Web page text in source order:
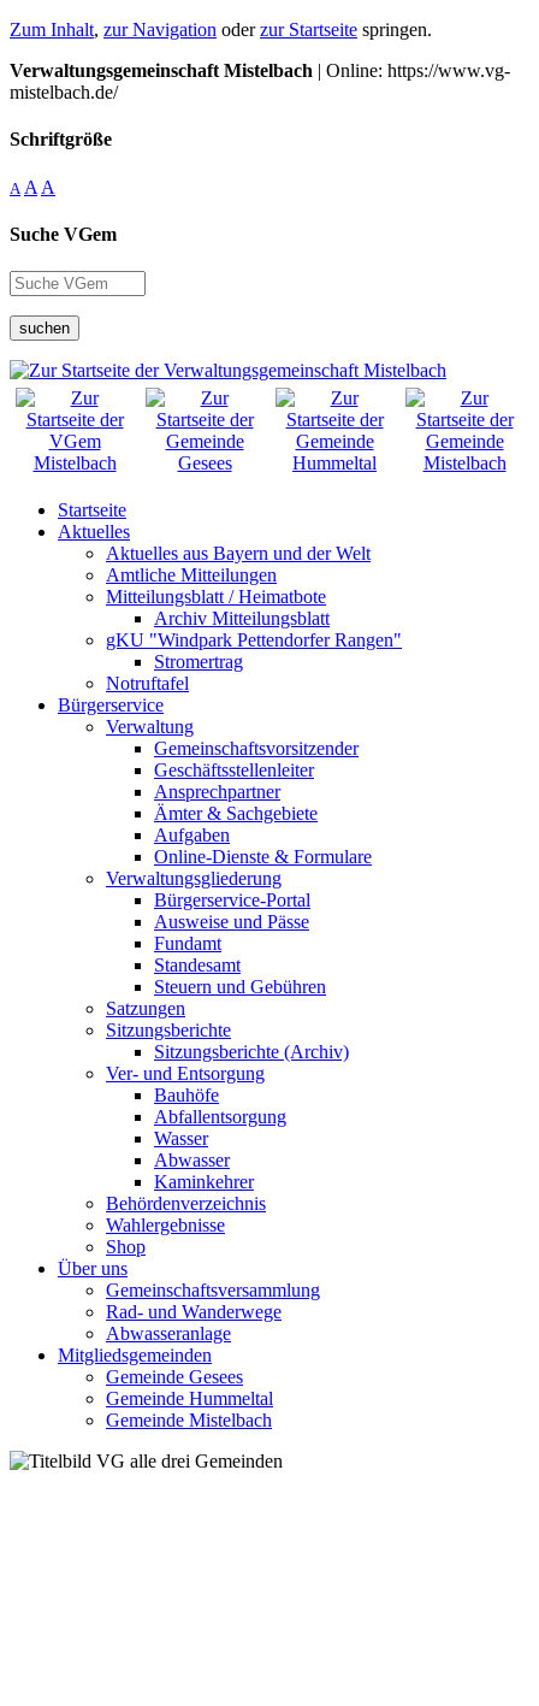
Zum Inhalt, zur Navigation oderzur Startseite springen.
Verwaltungsgemeinschaft Mistelbach | Online: https://www.vg-
mistelbach.de/
Schriftgröße
A A A
Suche VGem
suchen
Startseite
Aktuelles
Aktuelles aus Bayern und der Welt
Amtliche Mitteilungen
Mitteilungsblatt / Heimatbote
Archiv Mitteilungsblatt
gKU "Windpark Pettendorfer Rangen"
Stromertrag
Notruftafel
Bürgerservice
Verwaltung
Gemeinschaftsvorsitzender
Geschäftsstellenleiter
Ansprechpartner
Ämter & Sachgebiete
Aufgaben
Online-Dienste & Formulare
Verwaltungsgliederung
Bürgerservice-Portal
Ausweise und Pässe
Fundamt
Standesamt
Steuern und Gebühren
Satzungen
Sitzungsberichte
Sitzungsberichte (Archiv)
Ver- und Entsorgung
Bauhöfe
Abfallentsorgung
Wasser
Abwasser
Kaminkehrer
Behördenverzeichnis
Wahlergebnisse
Shop
Über uns
Gemeinschaftsversammlung
Rad- und Wanderwege
Abwasseranlage
Mitgliedsgemeinden
Gemeinde Gesees
Gemeinde Hummeltal
Gemeinde Mistelbach